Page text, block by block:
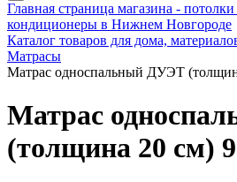
Главная страница магазина -
кондиционеры в Нижнем Новгороде
Каталог товаров для дома,
Матрасы
Матрас односпальный ДУЭТ
Матрас
(толщина 20 см)